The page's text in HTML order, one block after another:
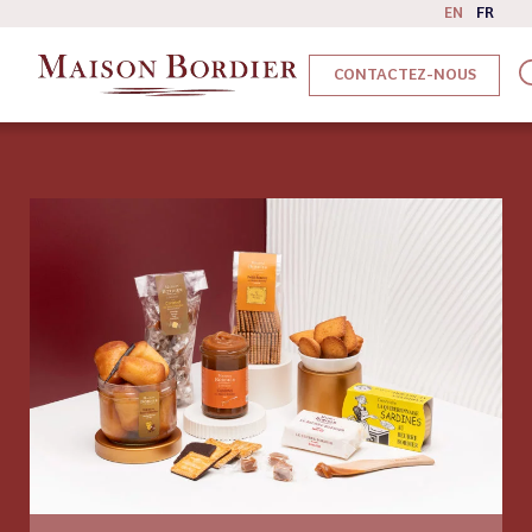
EN FR
CONTACTEZ-NOUS